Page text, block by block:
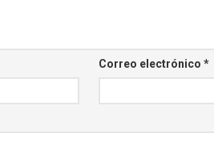
Correo electrónico *